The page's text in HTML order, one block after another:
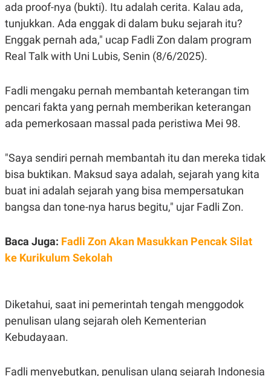
M
Y
E
.
I
D
L
G
A
N
A
T
A
K
K
R
J
A
E
E
N
E
P
R
A
D
T
I
S
K
G
M
E
ada proof-nya (bukti). Itu adalah cerita. Kalau ada,
tunjukkan. Ada enggak di dalam buku sejarah itu?
Enggak pernah ada," ucap Fadli Zon dalam program
Real Talk with Uni Lubis, Senin (8/6/2025).
Fadli mengaku pernah membantah keterangan tim
pencari fakta yang pernah memberikan keterangan
ada pemerkosaan massal pada peristiwa Mei 98.
"Saya sendiri pernah membantah itu dan mereka tidak
bisa buktikan. Maksud saya adalah, sejarah yang kita
buat ini adalah sejarah yang bisa mempersatukan
bangsa dan tone-nya harus begitu," ujar Fadli Zon.
Baca Juga: Fadli Zon Akan Masukkan Pencak Silat
ke Kurikulum Sekolah
Diketahui, saat ini pemerintah tengah menggodok
penulisan ulang sejarah oleh Kementerian
Kebudayaan.
Fadli menyebutkan, penulisan ulang sejarah Indonesia